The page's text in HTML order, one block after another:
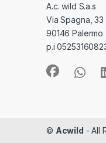
A.c. wild S.a.s
Via Spagna, 33
90146 Palermo
p.i
© Acwild - All